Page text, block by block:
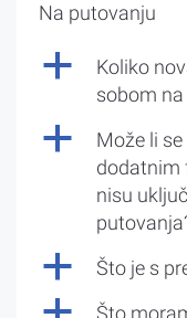
Na putovanju
a
Koliko
sobom
a
Može li
dodatnim
nisu
a Što je s
Što